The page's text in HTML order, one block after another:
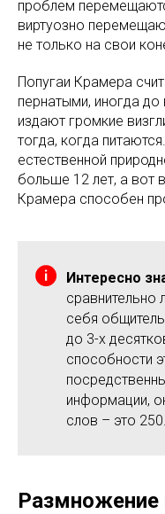
проблем
виртуозно
не только на свои
Попугаи Крамера
пернатыми, иногда
издают громкие
тогда, когда
естественной
больше 12 лет, а вот
Крамера способен
Интересно
сравнительно
себя
до 3-х
способности
информации,
слов – это 250.
Размножение